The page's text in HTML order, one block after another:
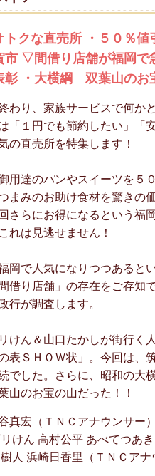
クな直売所 ・５０％値
市 ▽間借り店舗が福岡
彰 ・大横綱 双葉山のお
わり、家族サービスで何か
「１円でも節約したい」「
の直売所を特集します！
用達のパンやスイーツを５
まみのお助け食材を驚きの
さらにお得になるという福
れは見逃せません！
岡で人気になりつつあると
借り店舗」の存在をご存知
行が調査します。
けん＆山口たかしが街行く
表ＳＨＯＷ状」。今回は、
でした。さらに、昭和の大
山のお宝の山だった！！
真宏（ＴＮＣアナウンサー
けん 高村公平 あべてつあ
人 浜崎日香里（ＴＮＣア